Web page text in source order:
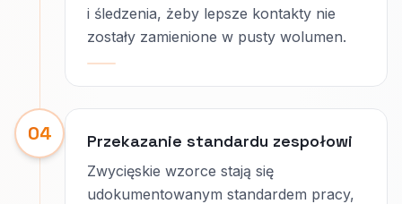
i śledzenia, żeby lepsze kontakty nie
zostały zamienione w pusty wolumen.
04 Przekazanie standardu zespołowi
Zwycięskie wzorce stają się
udokumentowanym standardem pracy,